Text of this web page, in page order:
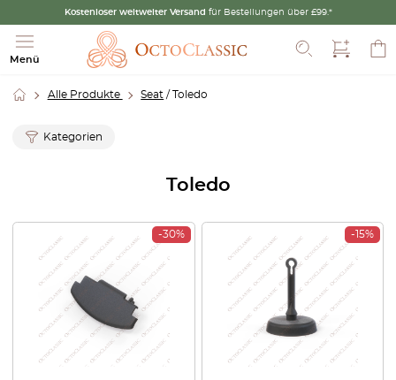
Kostenloser weltweiter Versand für Bestellungen über £99.*
Menü
Suche
Alle Produkte Seat / Toledo
Kategorien
Toledo
-30% -15%